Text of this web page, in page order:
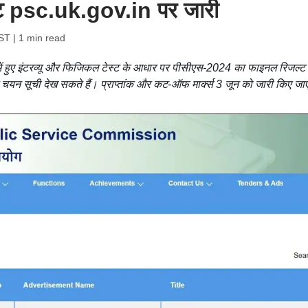
psc.uk.gov.in पर जारी
| 1 min read
हुए इंटरव्यू और फिजिकल टेस्ट के आधार पर पीसीएस-2024 का फाइनल रिजल्ट
चयन सूची देख सकते हैं। प्राप्तांक और कट-ऑफ मार्क्स 3 जून को जारी किए